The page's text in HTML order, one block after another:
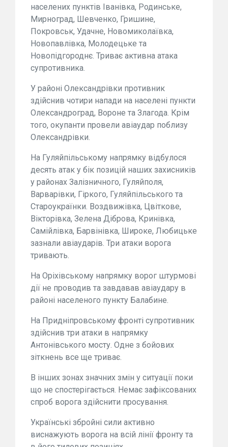
населених пунктів Іванівка, Родинське,
Мирноград, Шевченко, Гришине,
Покровськ, Удачне, Новомиколаївка,
Новопавлівка, Молодецьке та
Новопідгороднє. Триває активна атака
супротивника.
У районі Олександрівки противник
здійснив чотири напади на населені пункти
Олександроград, Вороне та Злагода. Крім
того, окупанти провели авіаудар поблизу
Олександрівки.
На Гуляйпільському напрямку відбулося
десять атак у бік позицій наших захисників
у районах Залізничного, Гуляйполя,
Варварівки, Гіркого, Гуляйпільського та
Староукраїнки. Воздвижівка, Цвіткове,
Вікторівка, Зелена Діброва, Кринівка,
Самійлівка, Барвінівка, Широке, Любицьке
зазнали авіаударів. Три атаки ворога
тривають.
На Оріхівському напрямку ворог штурмові
дії не проводив та завдавав авіаудару в
районі населеного пункту Балабине.
На Придніпровському фронті супротивник
здійснив три атаки в напрямку
Антонівського мосту. Одне з бойових
зіткнень все ще триває.
В інших зонах значних змін у ситуації поки
що не спостерігається. Немає зафіксованих
спроб ворога здійснити просування.
Українські збройні сили активно
виснажують ворога на всій лінії фронту та